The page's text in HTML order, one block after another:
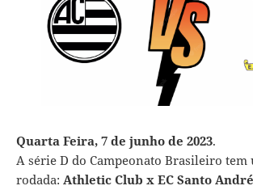
Quarta Feira, 7 de junho de 2023.
A série D do Campeonato Brasileiro tem
rodada: Athletic Club x EC Santo André